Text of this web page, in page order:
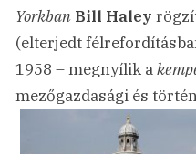
Yorkban Bill Haley
(elterjedt
1958 – megnyílik a
mezőgazdasági és